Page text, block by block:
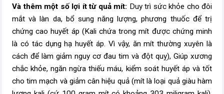
Và thêm một số lợi ít từ quả mít: Duy trì sức khỏe cho đôi
mắt và làn da, bổ sung năng lượng, phương thuốc để trị
chứng cao huyết áp (Kali chứa trong mít được chứng minh
là có tác dụng hạ huyết áp. Vì vậy, ăn mít thường xuyên là
cách để làm giảm nguy cơ đau tim và đột quỵ), Giúp xương
chắc khỏe, ngăn ngừa thiếu máu, kiểm soát huyết áp và tốt
cho tim mạch và giảm cân hiệu quả (mít là loại quả giàu hàm